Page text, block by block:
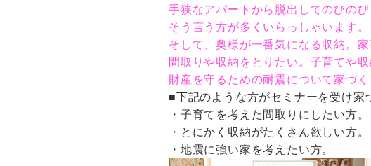
手狭なアパートから脱出してのびの
そう言う方が多くいらっしゃいます。
そして、奥様が一番気になる収納。
間取りや収納をとりたい。子育てや
財産を守るための耐震について家づ
■下記のような方がセミナーを受け家
・子育てを考えた間取りにしたい方。
・とにかく収納がたくさん欲しい方。
・地震に強い家を考えたい方。